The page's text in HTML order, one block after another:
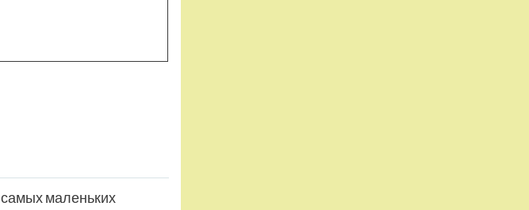
маленьких